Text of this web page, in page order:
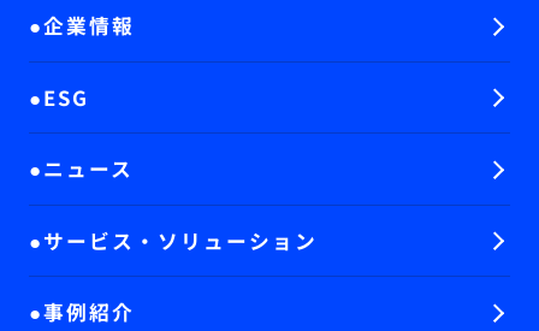
企業情報
ESG
ニュース
サービス・ソリューション
事例紹介